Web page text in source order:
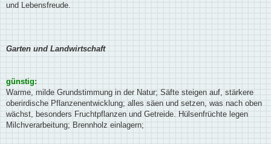
und Lebensfreude.
Garten und Landwirtschaft
günstig:
Warme, milde Grundstimmung in der Natur; Säfte steigen auf, stärkere
oberirdische Pflanzenentwicklung; alles säen und setzen, was nach oben
wächst, besonders Fruchtpflanzen und Getreide. Hülsenfrüchte legen
Milchverarbeitung; Brennholz einlagern;